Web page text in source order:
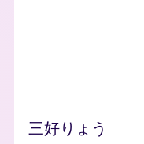
三好りょう